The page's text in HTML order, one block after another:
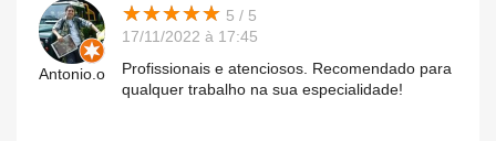
Antonio.o
★★★★★
★★★★★ 5 / 5
17/11/2022 à 17:45
Profissionais e atenciosos. Recomendado para
qualquer trabalho na sua especialidade!